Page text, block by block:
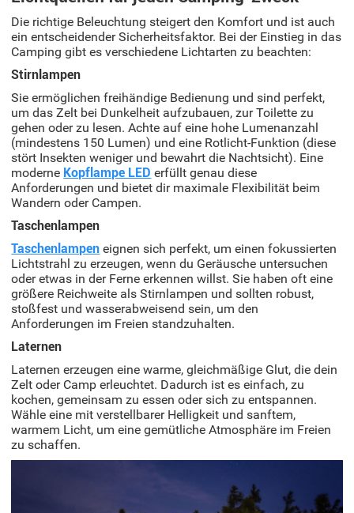
Die richtige Beleuchtung steigert den Komfort und ist auch
ein entscheidender Sicherheitsfaktor. Bei der Einstieg in das
Camping gibt es verschiedene Lichtarten zu beachten:
Stirnlampen
Sie ermöglichen freihändige Bedienung und sind perfekt,
um das Zelt bei Dunkelheit aufzubauen, zur Toilette zu
gehen oder zu lesen. Achte auf eine hohe Lumenanzahl
(mindestens 150 Lumen) und eine Rotlicht-Funktion (diese
stört Insekten weniger und bewahrt die Nachtsicht). Eine
moderne Kopflampe LED erfüllt genau diese
Anforderungen und bietet dir maximale Flexibilität beim
Wandern oder Campen.
Taschenlampen
Taschenlampen eignen sich perfekt, um einen fokussierten
Lichtstrahl zu erzeugen, wenn du Geräusche untersuchen
oder etwas in der Ferne erkennen willst. Sie haben oft eine
größere Reichweite als Stirnlampen und sollten robust,
stoßfest und wasserabweisend sein, um den
Anforderungen im Freien standzuhalten.
Laternen
Laternen erzeugen eine warme, gleichmäßige Glut, die dein
Zelt oder Camp erleuchtet. Dadurch ist es einfach, zu
kochen, gemeinsam zu essen oder sich zu entspannen.
Wähle eine mit verstellbarer Helligkeit und sanftem,
warmem Licht, um eine gemütliche Atmosphäre im Freien
zu schaffen.